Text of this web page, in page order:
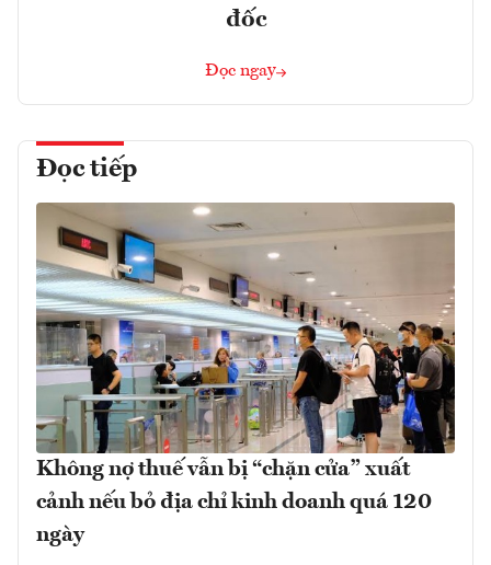
đốc
Đọc ngay
Đọc tiếp
Không nợ thuế vẫn bị “chặn cửa” xuất
cảnh nếu bỏ địa chỉ kinh doanh quá 120
ngày